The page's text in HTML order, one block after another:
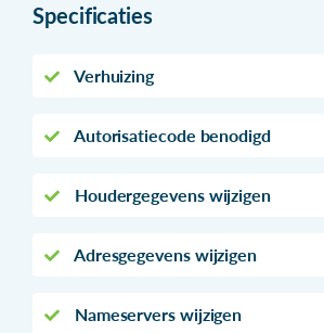
Specificaties
Verhuizing
Autorisatiecode benodigd
Houdergegevens wijzigen
Adresgegevens wijzigen
Nameservers wijzigen